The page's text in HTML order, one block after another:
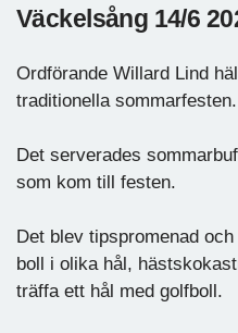
Väckelsång 14/6
Ordförande Willard Lind
traditionella sommarfesten.
Det serverades
som kom till festen.
Det blev tipspromenad
boll i olika hål,
träffa ett hål med golfboll.